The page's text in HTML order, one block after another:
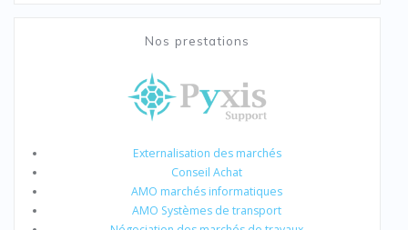
Nos prestations
Externalisation des marchés
Conseil Achat
AMO marchés informatiques
AMO Systèmes de transport